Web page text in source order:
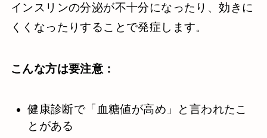
インスリンの分泌が不十分になったり、効きに
くくなったりすることで発症します。
こんな方は要注意：
健康診断で「血糖値が高め」と言われたこ
とがある